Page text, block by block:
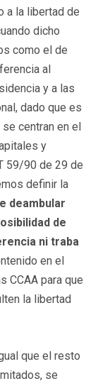
a la libertad de
dicho
como el de
al
y a las
dado que es
centran en el
y
59/90 de 29 de
definir la
deambular
de
ni traba
en el
CCAA para que
la libertad
que el resto
se